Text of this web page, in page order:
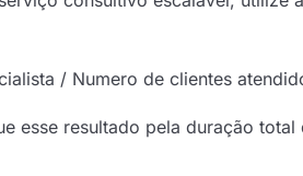
/ Numero de clientes
esse resultado pela duração total